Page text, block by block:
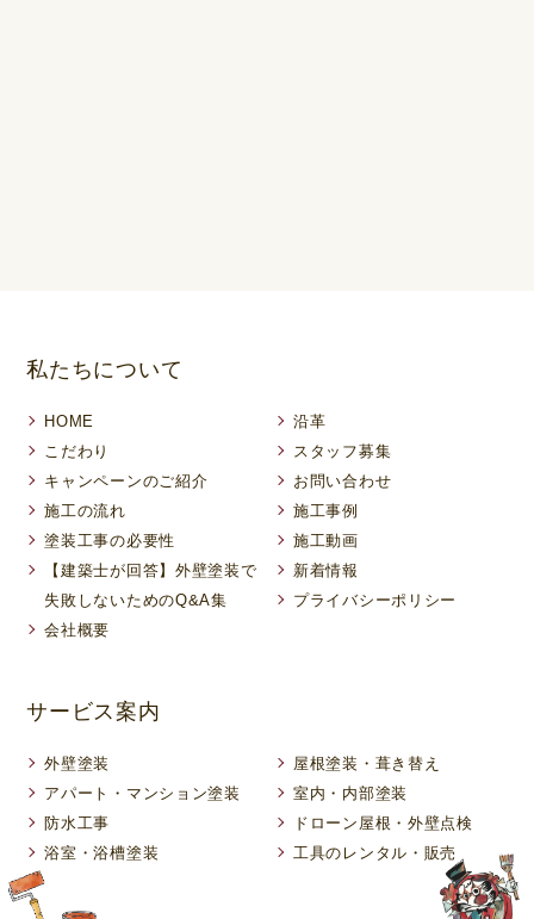
私たちについて
HOME
こだわり
キャンペーンのご紹介
施工の流れ
塗装工事の必要性
【建築士が回答】外壁塗装で
失敗しないためのQ&A集
会社概要
沿革
スタッフ募集
お問い合わせ
施工事例
施工動画
新着情報
プライバシーポリシー
サービス案内
外壁塗装
アパート・マンション塗装
防水工事
浴室・浴槽塗装
屋根塗装・葺き替え
室内・内部塗装
ドローン屋根・外壁点検
工具のレンタル・販売